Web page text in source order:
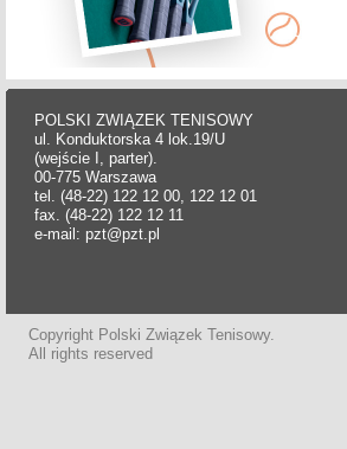
POLSKI ZWIĄZEK TENISOWY
ul. Konduktorska 4 lok.19/U
(wejście I, parter).
00-775 Warszawa
tel. (48-22) 122 12 00, 122 12 01
fax. (48-22) 122 12 11
e-mail: pzt@pzt.pl
Copyright Polski Związek Tenisowy.
All rights reserved